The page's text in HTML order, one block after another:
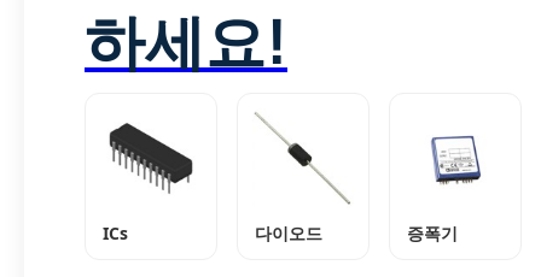
하세요!
ICs 다이오드 증폭기